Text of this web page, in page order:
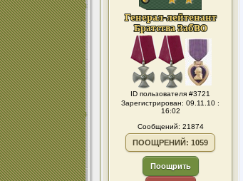
ID пользователя #3721
Зарегистрирован: 09.11.10 :
16:02
Сообщений: 21874
ПООЩРЕНИЙ: 1059
Поощрить